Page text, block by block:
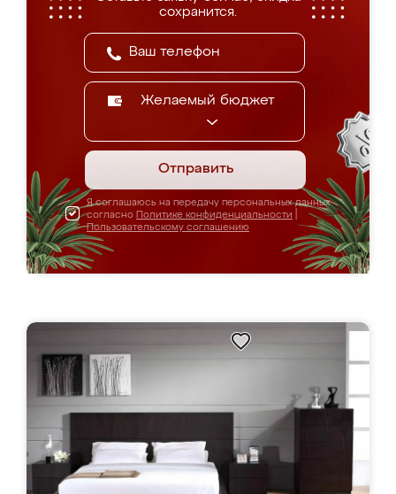
сохранится.
Желаемый бюджет
Отправить
Я соглашаюсь на передачу персональных данных
согласно Политике конфиденциальности
Пользовательскому соглашению